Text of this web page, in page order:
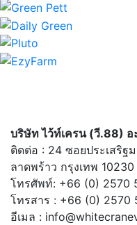
บริษัท ไว้ท์เครน (วี.88) อ
ติดต่อ : 24 ซอยประเสริฐ
ลาดพร้าว กรุงเทพ 10230
โทรศัพท์: +66 (0) 2570
โทรสาร : +66 (0) 2570
อีเมล :